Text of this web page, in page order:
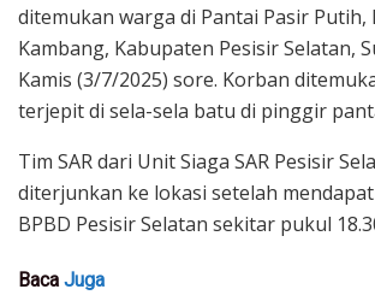
ditemukan warga di Pantai Pasir Putih,
Kambang, Kabupaten Pesisir Selatan,
Kamis (3/7/2025) sore. Korban
terjepit di sela-sela batu di pinggir
Tim SAR dari Unit Siaga SAR Pesisir
diterjunkan ke lokasi setelah
BPBD Pesisir Selatan sekitar pukul
Baca Juga